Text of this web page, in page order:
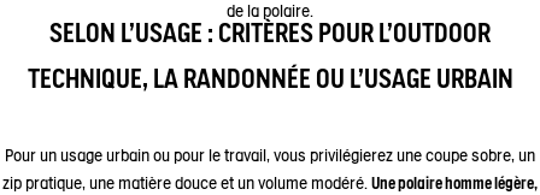
de la polaire.
SELON L'USAGE : CRITÈRES POUR L'OUTDOOR
TECHNIQUE, LA RANDONNÉE OU L'USAGE URBAIN
Pour un usage urbain ou pour le travail, vous privilégierez une coupe sobre, un
zip pratique, une matière douce et un volume modéré. Une polaire homme légère,